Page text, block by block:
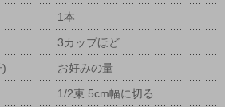
1本
3カップほど
)
お好みの量
1/2束 5cm幅に切る